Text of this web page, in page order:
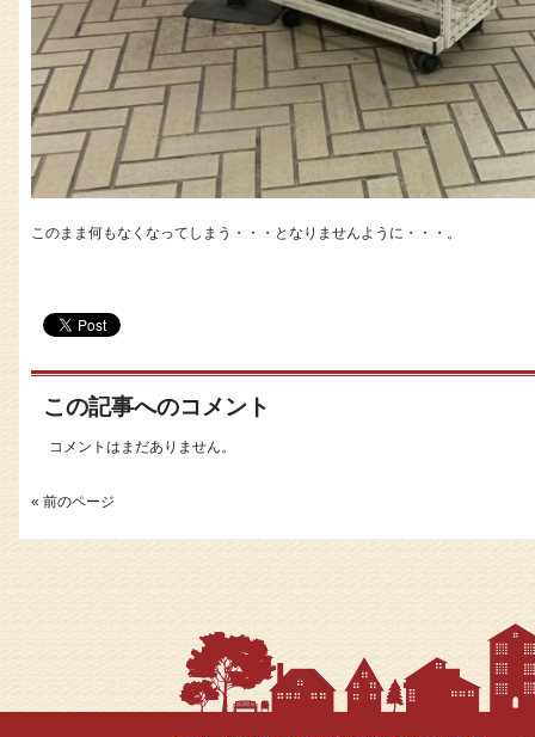
このまま何もなくなってしまう・・・となりませんように・・・。
この記事へのコメント
コメントはまだありません。
« 前のページ